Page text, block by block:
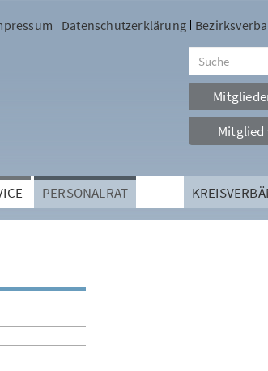
Datenschutzerklärung
Mitglied
PERSONALRAT